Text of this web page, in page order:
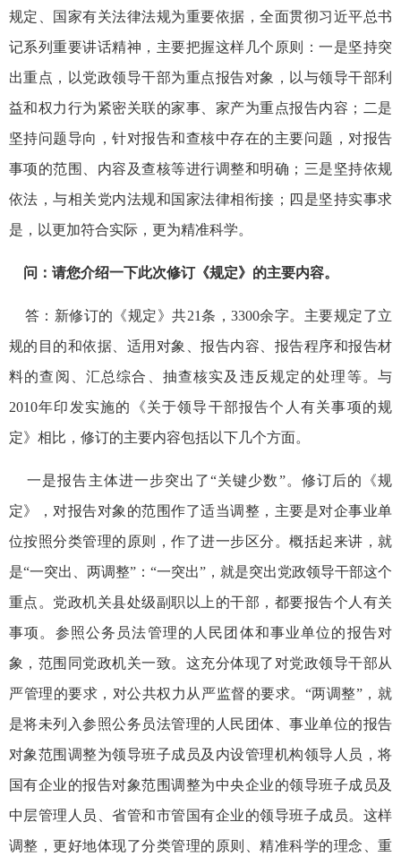
规定、国家有关法律法规为重要依据，全面贯彻习近平总书
记系列重要讲话精神，主要把握这样几个原则：一是坚持突
出重点，以党政领导干部为重点报告对象，以与领导干部利
益和权力行为紧密关联的家事、家产为重点报告内容；二是
坚持问题导向，针对报告和查核中存在的主要问题，对报告
事项的范围、内容及查核等进行调整和明确；三是坚持依规
依法，与相关党内法规和国家法律相衔接；四是坚持实事求
是，以更加符合实际，更为精准科学。
问：请您介绍一下此次修订《规定》的主要内容。
答：新修订的《规定》共21条，3300余字。主要规定了立
规的目的和依据、适用对象、报告内容、报告程序和报告材
料的查阅、汇总综合、抽查核实及违反规定的处理等。与
2010年印发实施的《关于领导干部报告个人有关事项的规
定》相比，修订的主要内容包括以下几个方面。
一是报告主体进一步突出了“关键少数”。修订后的《规
定》，对报告对象的范围作了适当调整，主要是对企事业单
位按照分类管理的原则，作了进一步区分。概括起来讲，就
是“一突出、两调整”：“一突出”，就是突出党政领导干部这个
重点。党政机关县处级副职以上的干部，都要报告个人有关
事项。参照公务员法管理的人民团体和事业单位的报告对
象，范围同党政机关一致。这充分体现了对党政领导干部从
严管理的要求，对公共权力从严监督的要求。“两调整”，就
是将未列入参照公务员法管理的人民团体、事业单位的报告
对象范围调整为领导班子成员及内设管理机构领导人员，将
国有企业的报告对象范围调整为中央企业的领导班子成员及
中层管理人员、省管和市管国有企业的领导班子成员。这样
调整，更好地体现了分类管理的原则、精准科学的理念、重